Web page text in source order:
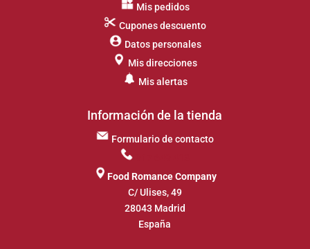
Mis pedidos
Cupones descuento
Datos personales
Mis direcciones
Mis alertas
Información de la tienda
Formulario de contacto
Food Romance Company
C/ Ulises, 49
28043 Madrid
España